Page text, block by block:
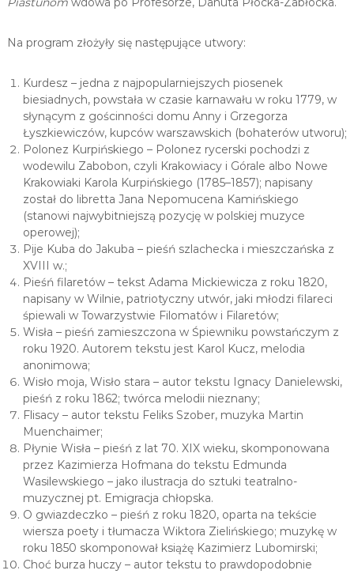
Na program złożyły się następujące utwory:
Kurdesz – jedna z najpopularniejszych piosenek
biesiadnych, powstała w czasie karnawału w roku 1779, w
słynącym z gościnności domu Anny i Grzegorza
Łyszkiewiczów, kupców warszawskich (bohaterów utworu);
Polonez Kurpińskiego – Polonez rycerski pochodzi z
wodewilu Zabobon, czyli Krakowiacy i Górale albo Nowe
Krakowiaki Karola Kurpińskiego (1785–1857); napisany
został do libretta Jana Nepomucena Kamińskiego
(stanowi najwybitniejszą pozycję w polskiej muzyce
operowej);
Pije Kuba do Jakuba – pieśń szlachecka i mieszczańska z
XVIII w.;
Pieśń filaretów – tekst Adama Mickiewicza z roku 1820,
napisany w Wilnie, patriotyczny utwór, jaki młodzi filareci
śpiewali w Towarzystwie Filomatów i Filaretów;
Wisła – pieśń zamieszczona w Śpiewniku powstańczym z
roku 1920. Autorem tekstu jest Karol Kucz, melodia
anonimowa;
Wisło moja, Wisło stara – autor tekstu Ignacy Danielewski,
pieśń z roku 1862; twórca melodii nieznany;
Flisacy – autor tekstu Feliks Szober, muzyka Martin
Muenchaimer;
Płynie Wisła – pieśń z lat 70. XIX wieku, skomponowana
przez Kazimierza Hofmana do tekstu Edmunda
Wasilewskiego – jako ilustracja do sztuki teatralno-
muzycznej pt. Emigracja chłopska.
O gwiazdeczko – pieśń z roku 1820, oparta na tekście
wiersza poety i tłumacza Wiktora Zielińskiego; muzykę w
roku 1850 skomponował książę Kazimierz Lubomirski;
Choć burza huczy – autor tekstu to prawdopodobnie